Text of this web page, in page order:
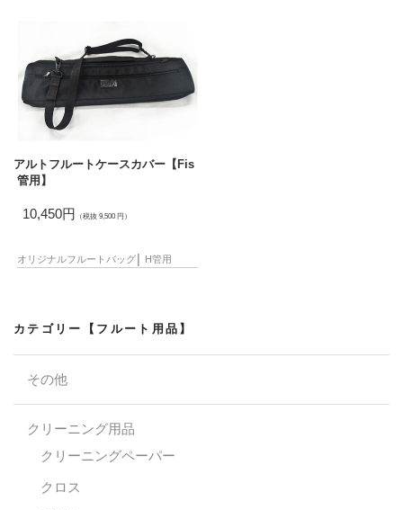
アルトフルートケースカバー【Fis
管用】
10,450円 （税抜 9,500 円）
オリジナルフルートバッグ H管用
カテゴリー【フルート用品】
その他
クリーニング用品
クリーニングペーパー
クロス